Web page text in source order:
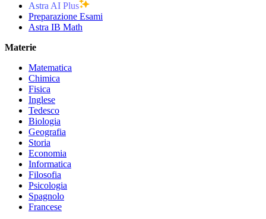
Astra AI Plus
Preparazione Esami
Astra IB Math
Materie
Matematica
Chimica
Fisica
Inglese
Tedesco
Biologia
Geografia
Storia
Economia
Informatica
Filosofia
Psicologia
Spagnolo
Francese